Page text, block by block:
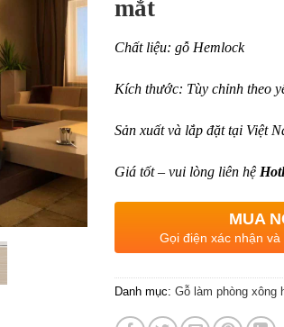
mắt
Chất liệu: gỗ Hemlock
Kích thước: Tùy chỉnh theo
Sản xuất và lắp đặt tại Việt
Giá tốt – vui lòng liên hệ
MUA
Gọi điện xác nhận
Danh mục: Gỗ làm phòng xông